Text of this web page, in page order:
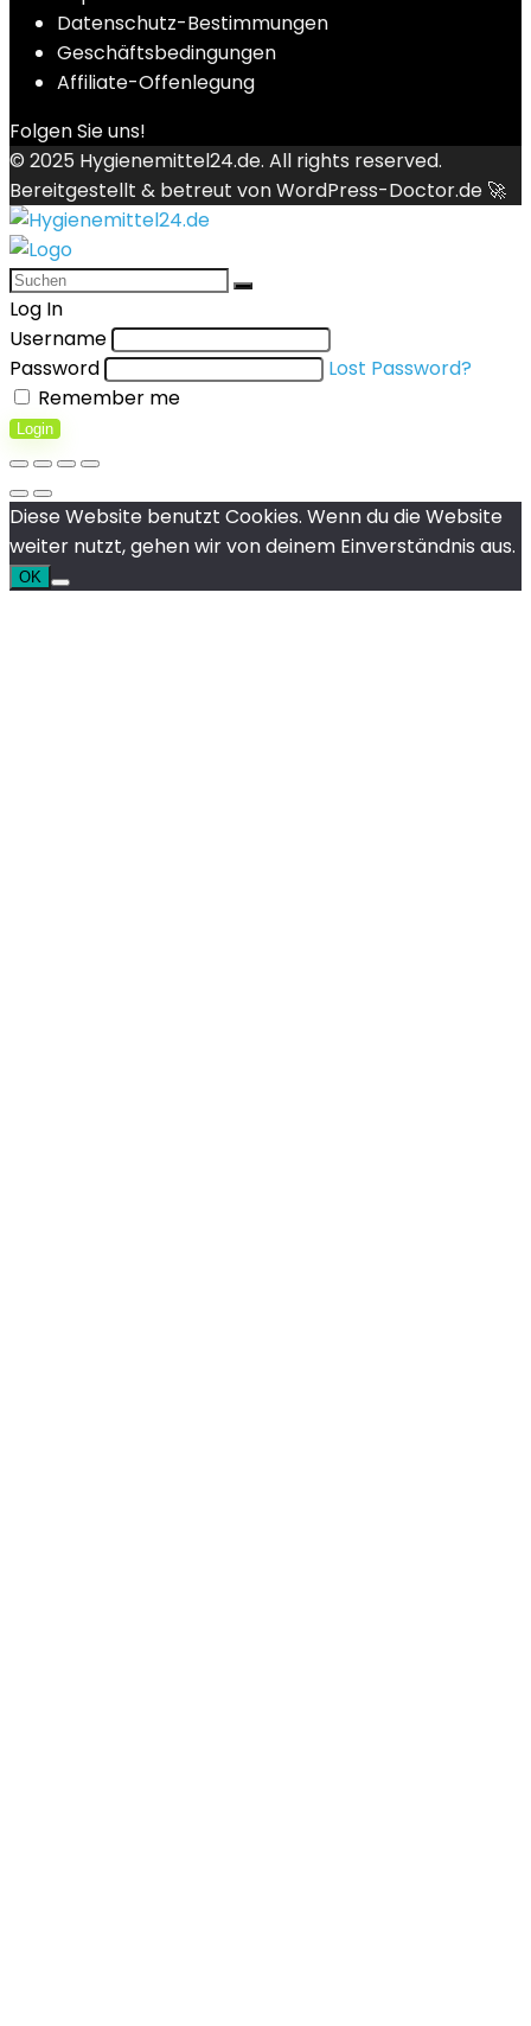
Datenschutz-Bestimmungen
Geschäftsbedingungen
Affiliate-Offenlegung
Folgen Sie uns!
© 2025 Hygienemittel24.de. All rights reserved.
Bereitgestellt & betreut vonWordPress-Doctor.de 🚀
Log In
Username
Password
Lost Password?
Remember me
Login
Diese Website benutzt Cookies. Wenn du die Website
weiter nutzt, gehen wir von deinem Einverständnis aus.
OK